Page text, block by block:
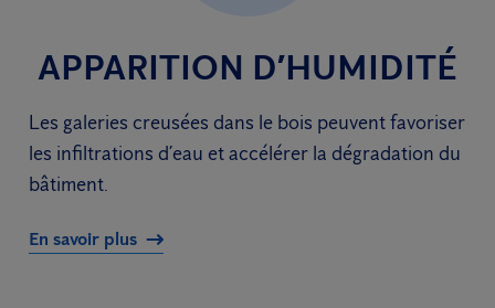
APPARITION D’HUMIDITÉ
Les galeries creusées dans le bois peuvent favoriser
les infiltrations d’eau et accélérer la dégradation du
bâtiment.
En savoir plus